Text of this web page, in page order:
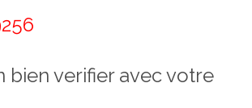
bien verifier avec votre